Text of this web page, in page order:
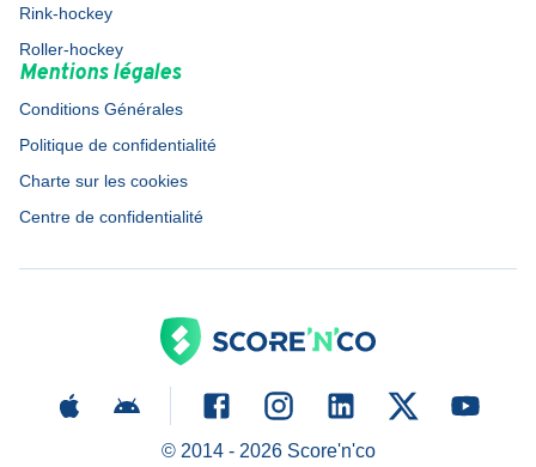
Rink-hockey
Roller-hockey
Mentions légales
Conditions Générales
Politique de confidentialité
Charte sur les cookies
Centre de confidentialité
© 2014 - 2026Score'n'co